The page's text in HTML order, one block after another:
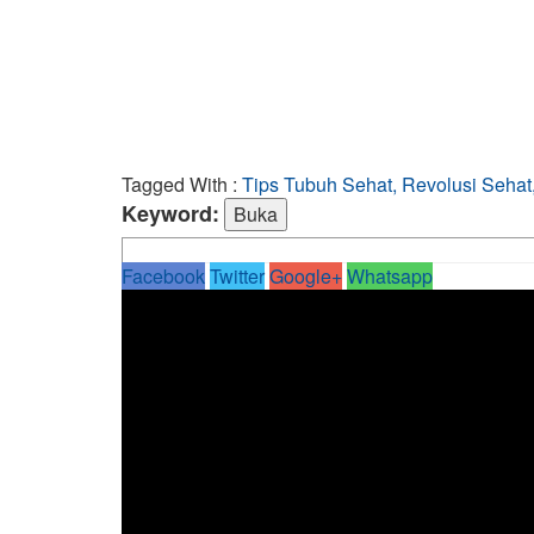
Tagged With : Tips Tubuh Sehat, Revolusi
Keyword:
FacebookTwitterGoogle+Whatsapp